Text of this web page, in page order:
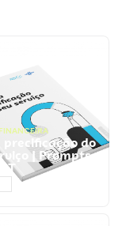
precificação do
| Prompts